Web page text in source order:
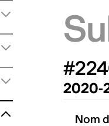
2020-
Nom